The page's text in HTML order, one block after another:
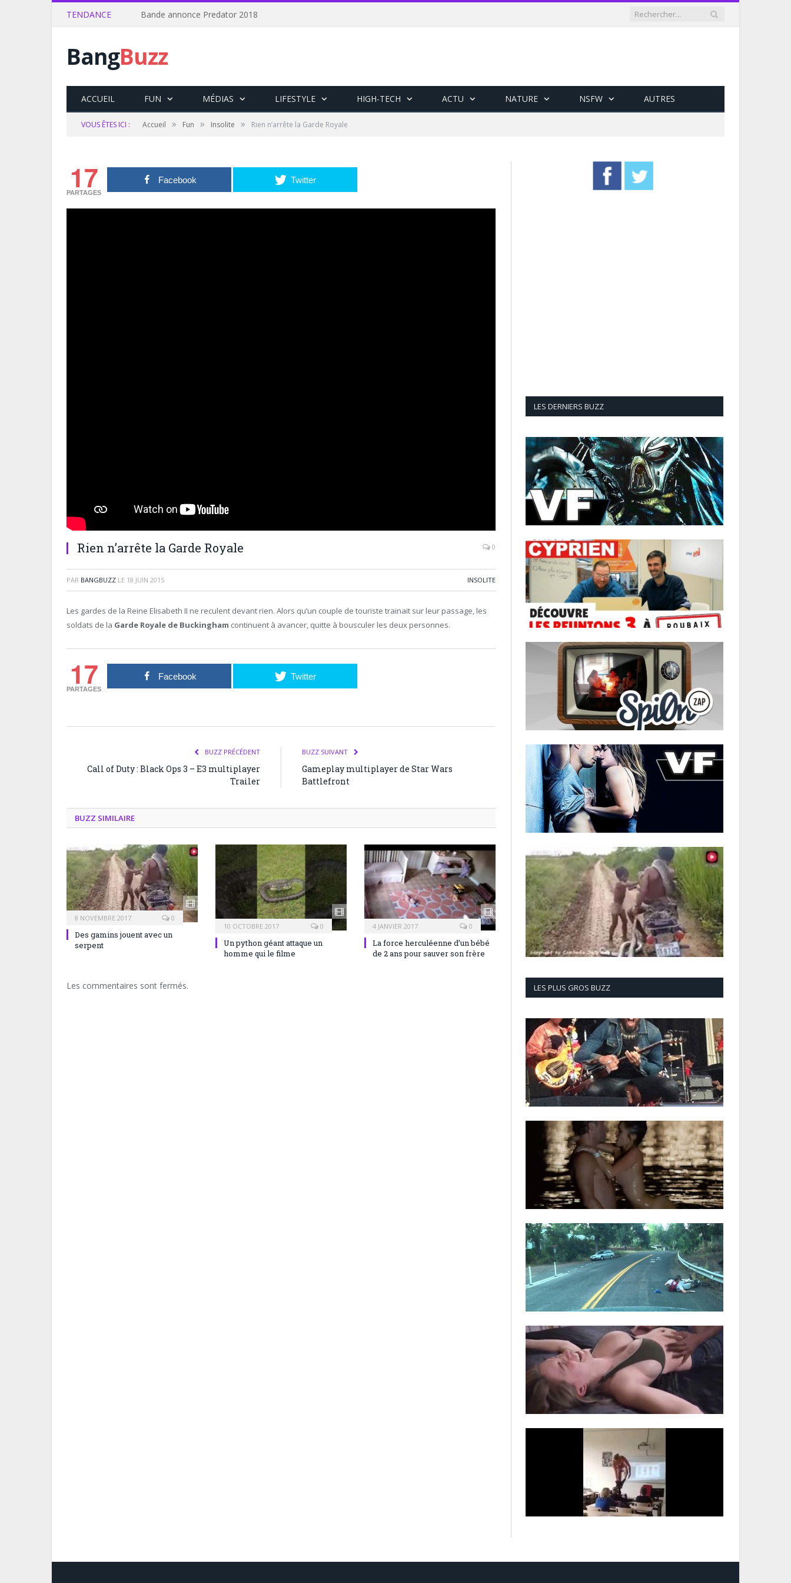
TENDANCE Bande annonce Predator 2018
BangBuzz
ACCUEIL FUN MÉDIAS LIFESTYLE HIGH-TECH ACTU NATURE NSFW AUTRES
VOUS ÊTES ICI : Accueil » Fun » Insolite » Rien n’arrête la Garde Royale
17
PARTAGES
Facebook Twitter
Rien n’arrête la Garde Royale 0
PAR BANGBUZZ LE 18 JUIN 2015 INSOLITE
Les gardes de la Reine Elisabeth II ne reculent devant rien. Alors qu’un couple de touriste trainait sur leur passage, les
soldats de la Garde Royale de Buckingham continuent à avancer, quitte à bousculer les deux personnes.
17
PARTAGES
Facebook Twitter
BUZZ PRÉCÉDENT
Call of Duty : Black Ops 3 – E3 multiplayer
Trailer
BUZZ SUIVANT
Gameplay multiplayer de Star Wars
Battlefront
BUZZ SIMILAIRE
8 NOVEMBRE 2017 0
Des gamins jouent avec un
serpent
10 OCTOBRE 2017 0
Un python géant attaque un
homme qui le filme
4 JANVIER 2017 0
La force herculéenne d’un bébé
de 2 ans pour sauver son frère
Les commentaires sont fermés.
LES DERNIERS BUZZ
LES PLUS GROS BUZZ